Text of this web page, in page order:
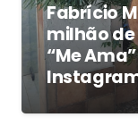
Fabrício
milhão
“Me